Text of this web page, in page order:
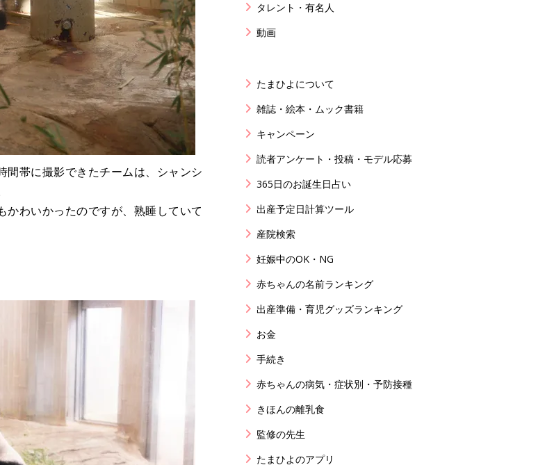
帯に撮影できたチームは、シャンシ
かわいかったのですが、熟睡していて
タレント・有名人
動画
たまひよについて
雑誌・絵本・ムック書籍
キャンペーン
読者アンケート・投稿・モデル応募
365日のお誕生日占い
出産予定日計算ツール
産院検索
妊娠中のOK・NG
赤ちゃんの名前ランキング
出産準備・育児グッズランキング
お金
手続き
赤ちゃんの病気・症状別・予防接種
きほんの離乳食
監修の先生
たまひよのアプリ